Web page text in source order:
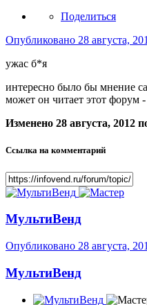
Поделиться
Опубликовано 28 августа,
ужас б*я
интересно было бы мнение
может он читает этот форум
Изменено 28 августа, 2012
Ссылка на комментарий
МультиВенд
Опубликовано 28 августа,
МультиВенд